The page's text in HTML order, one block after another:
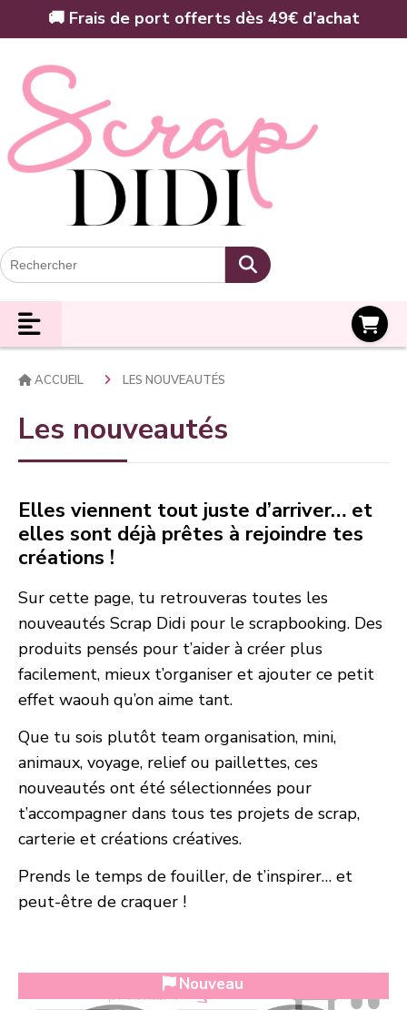
🚚 Frais de port offerts dès 49€ d’achat
ACCUEIL LES NOUVEAUTÉS
Les nouveautés
Elles viennent tout juste d’arriver… et
elles sont déjà prêtes à rejoindre tes
créations !
Sur cette page, tu retrouveras toutes les
nouveautés Scrap Didi pour le scrapbooking. Des
produits pensés pour t’aider à créer plus
facilement, mieux t’organiser et ajouter ce petit
effet waouh qu’on aime tant.
Que tu sois plutôt team organisation, mini,
animaux, voyage, relief ou paillettes, ces
nouveautés ont été sélectionnées pour
t’accompagner dans tous tes projets de scrap,
carterie et créations créatives.
Prends le temps de fouiller, de t’inspirer… et
peut-être de craquer !
Nouveau